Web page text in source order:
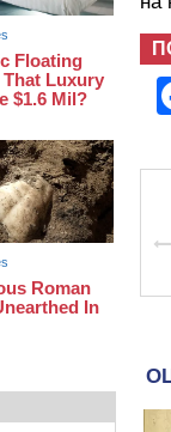
на
яку на
автівка
пів сотні